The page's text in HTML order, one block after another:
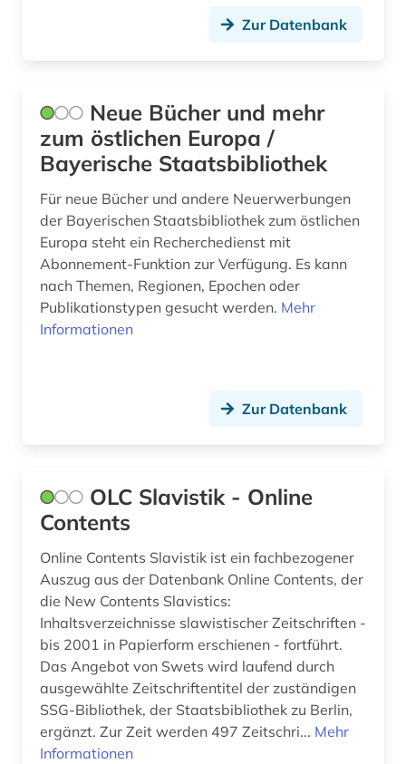
Ukraine (11)
Zypern (1)
Zur Datenbank
Neue Bücher und mehr
zum östlichen Europa /
Bayerische Staatsbibliothek
Für neue Bücher und andere Neuerwerbungen
der Bayerischen Staatsbibliothek zum östlichen
Europa steht ein Recherchedienst mit
Abonnement-Funktion zur Verfügung. Es kann
nach Themen, Regionen, Epochen oder
Publikationstypen gesucht werden. Mehr
Informationen
Zur Datenbank
OLC Slavistik - Online
Contents
Online Contents Slavistik ist ein fachbezogener
Auszug aus der Datenbank Online Contents, der
die New Contents Slavistics:
Inhaltsverzeichnisse slawistischer Zeitschriften -
bis 2001 in Papierform erschienen - fortführt.
Das Angebot von Swets wird laufend durch
ausgewählte Zeitschriftentitel der zuständigen
SSG-Bibliothek, der Staatsbibliothek zu Berlin,
ergänzt. Zur Zeit werden 497 Zeitschri... Mehr
Informationen